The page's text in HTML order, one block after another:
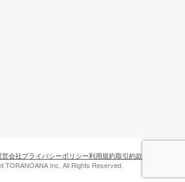
営会社プライバシーポリシー利用規約取引約款
TORANOANA Inc, All Rights Reserved.